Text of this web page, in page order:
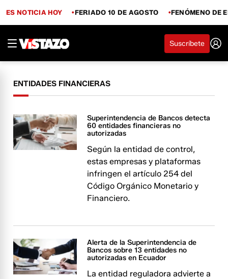
ES NOTICIA HOY FERIADO 10 DE AGOSTO FENÓMENO DE
Suscríbete
ENTIDADES FINANCIERAS
Superintendencia de Bancos detecta
60 entidades financieras no
autorizadas
Según la entidad de control,
estas empresas y plataformas
infringen el artículo 254 del
Código Orgánico Monetario y
Financiero.
Alerta de la Superintendencia de
Bancos sobre 13 entidades no
autorizadas en Ecuador
La entidad reguladora advierte a